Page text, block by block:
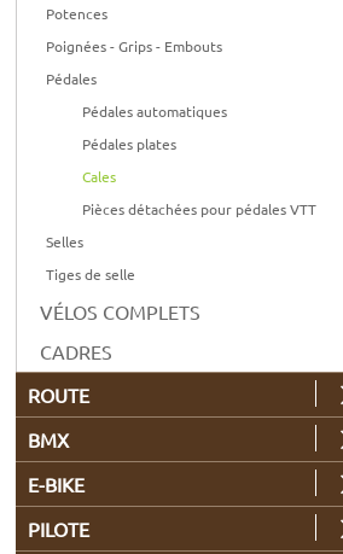
Potences
Poignées - Grips - Embouts
Pédales
Pédales automatiques
Pédales plates
Cales
Pièces détachées pour pédales VTT
Selles
Tiges de selle
VÉLOS COMPLETS
CADRES
ROUTE
BMX
E-BIKE
PILOTE